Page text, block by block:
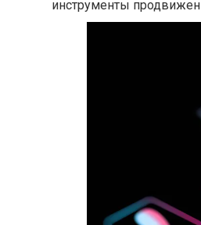
инструменты